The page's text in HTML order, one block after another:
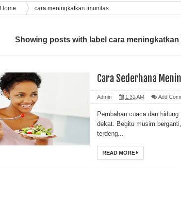
Home cara meningkatkan imunitas
Showing posts with label cara
Cara Sederhana
Admin 1:31 AM Add
Perubahan cuaca dan
dekat. Begitu musim
terdeng...
READ MORE